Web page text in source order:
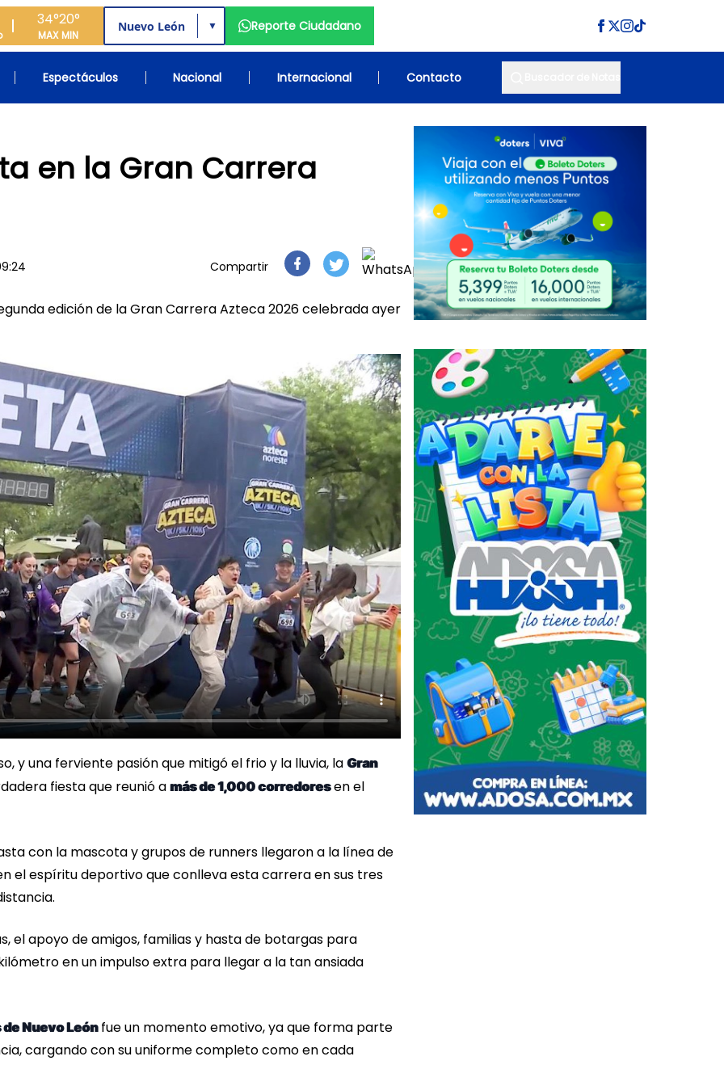
34°
MAX
20°
MIN
▼ Reporte Ciudadano
Espectáculos Nacional Internacional Contacto
en la Gran Carrera
Compartir
edición de la Gran Carrera Azteca 2026 celebrada ayer
y una ferviente pasión que mitigó el frio y la lluvia, la Gran
fiesta que reunió amás de 1,000 corredoresen el
con la mascota y grupos de runners llegaron a la línea de
el espíritu deportivo que conlleva esta carrera en sus tres
el apoyo de amigos, familias y hasta de botargas para
en un impulso extra para llegar a la tan ansiada
Nuevo Leónfue un momento emotivo, ya que forma parte
cargando con su uniforme completo como en cada